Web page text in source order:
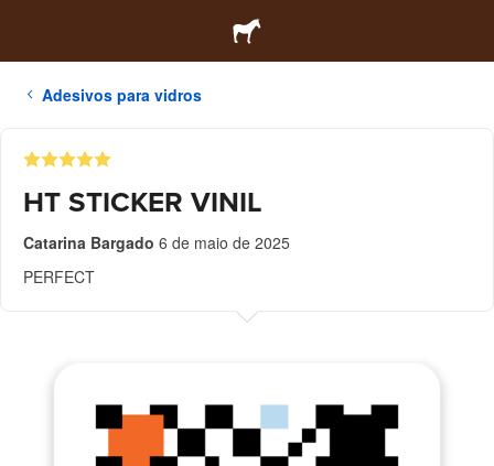
Adesivos para vidros
HT STICKER VINIL
Catarina Bargado 6 de maio de 2025
PERFECT